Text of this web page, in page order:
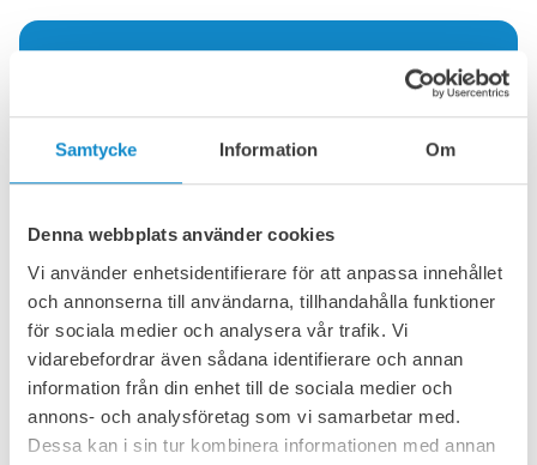
Samtycke Information Om
Denna webbplats använder cookies
Vi använder enhetsidentifierare för att anpassa innehållet
och annonserna till användarna, tillhandahålla funktioner
för sociala medier och analysera vår trafik. Vi
vidarebefordrar även sådana identifierare och annan
information från din enhet till de sociala medier och
annons- och analysföretag som vi samarbetar med.
Dessa kan i sin tur kombinera informationen med annan
anmärkningsvärda. Ceralast-
ringarna uppvisar i princip inget
mätbart slitage. Vi räknar med att
kommer att kunna fortsätta
använda dessa rullar i ytterligare 6
till 7 månader.“
Göran Eklund, försäljningschef för Lutze i Norden